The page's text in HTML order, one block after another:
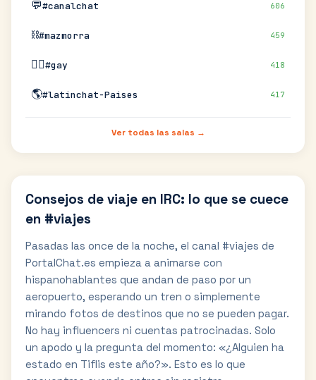
💬#canalchat 606
⛓️#mazmorra 459
🏳️‍🌈#gay 418
🌎#latinchat-Paises 417
Ver todas las salas →
Consejos de viaje en IRC: lo que se cuece
en #viajes
Pasadas las once de la noche, el canal #viajes de
PortalChat.es empieza a animarse con
hispanohablantes que andan de paso por un
aeropuerto, esperando un tren o simplemente
mirando fotos de destinos que no se pueden pagar.
No hay influencers ni cuentas patrocinadas. Solo
un apodo y la pregunta del momento: «¿Alguien ha
estado en Tiflis este año?». Esto es lo que